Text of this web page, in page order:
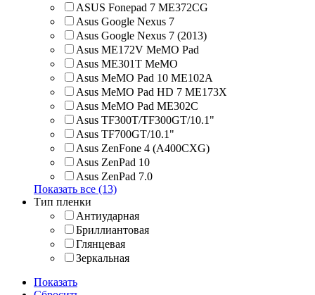
ASUS Fonepad 7 ME372CG
Asus Google Nexus 7
Asus Google Nexus 7 (2013)
Asus ME172V MeMO Pad
Asus ME301T MeMO
Asus MeMO Pad 10 ME102A
Asus MeMO Pad HD 7 ME173X
Asus MeMO Pad ME302C
Asus TF300T/TF300GT/10.1"
Asus TF700GT/10.1"
Asus ZenFone 4 (A400CXG)
Asus ZenPad 10
Asus ZenPad 7.0
Показать все (13)
Тип пленки
Антиударная
Бриллиантовая
Глянцевая
Зеркальная
Показать